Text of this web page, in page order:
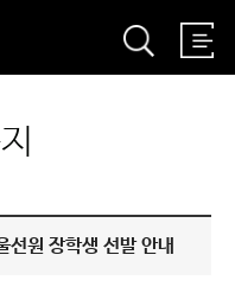
원 장학생 선발 안내